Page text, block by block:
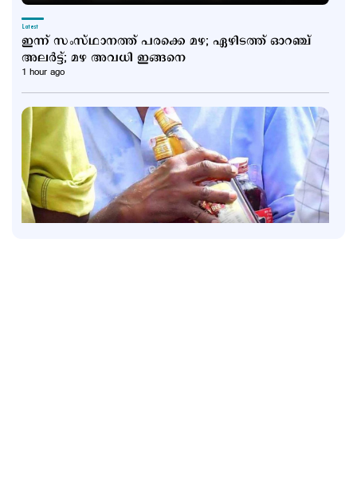
Latest
ഇന്ന് സംസ്ഥാനത്ത് പരക്കെ മഴ; ഏഴിടത്ത് ഓറഞ്ച്
അലര്‍ട്ട്; മഴ അവധി ഇങ്ങനെ
1 hour ago